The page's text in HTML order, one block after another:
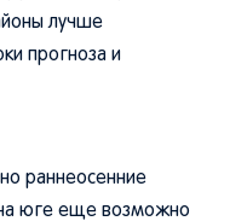
лучше
прогноза и
раннеосенние
на юге еще возможно